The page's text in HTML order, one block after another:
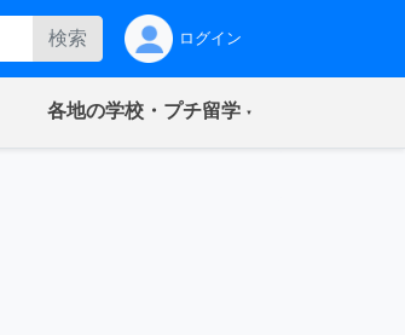
検索 ログイン
各地の学校・プチ留学(current)